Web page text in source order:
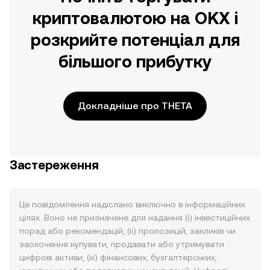
криптовалютою на OKX і
розкрийте потенціал для
більшого прибутку
Докладніше про THETA
Застереження
Це повідомлення надіслано виключно в інформаційних
цілях. Воно не призначене для надання (i) інвестиційних
порад або рекомендацій; (ii) пропозицій, закликів чи
заохочення купувати, продавати або утримувати
цифрові активи; (iii) фінансових, бухгалтерських,